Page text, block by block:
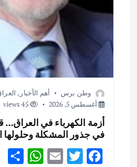
وطن برس أهم الأخبار ,
أغسطس 5, 2026
45 views
أزمة الكهرباء في العراق…
في جذور المشكلة وحلولها
F
T
E
W
S